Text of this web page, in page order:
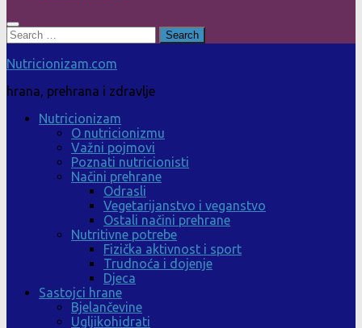
Search
for:
Nutricionizam.com
hrana, prehrana i zdravlje
Nutricionizam
O nutricionizmu
Važni pojmovi
Poznati nutricionisti
Načini prehrane
Odrasli
Vegetarijanstvo i veganstvo
Ostali načini prehrane
Nutritivne potrebe
Fizička aktivnost i sport
Trudnoća i dojenje
Djeca
Sastojci hrane
Bjelančevine
Ugljikohidrati